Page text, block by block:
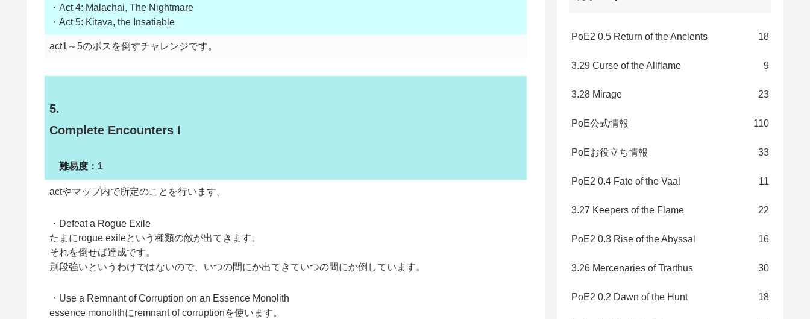
・Act 4: Malachai, The Nightmare
・Act 5: Kitava, the Insatiable
act1～5のボスを倒すチャレンジです。
5.
Complete Encounters I
難易度：1
actやマップ内で所定のことを行います。
・Defeat a Rogue Exile
たまにrogue exileという種類の敵が出てきます。
それを倒せば達成です。
別段強いというわけではないので、いつの間にか出てきていつの間にか倒しています。
・Use a Remnant of Corruption on an Essence Monolith
essence monolithにremnant of corruptionを使います。
PoE2 0.5 Return of the Ancients 18
3.29 Curse of the Allflame 9
3.28 Mirage 23
PoE公式情報 110
PoEお役立ち情報 33
PoE2 0.4 Fate of the Vaal 11
3.27 Keepers of the Flame 22
PoE2 0.3 Rise of the Abyssal 16
3.26 Mercenaries of Trarthus 30
PoE2 0.2 Dawn of the Hunt 18